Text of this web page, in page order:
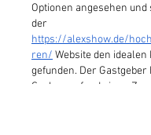
Optionen angesehen
der
https://alexshow.de/
ren/ Website den idealen
gefunden. Der Gastgeber
Seele – er fand einen